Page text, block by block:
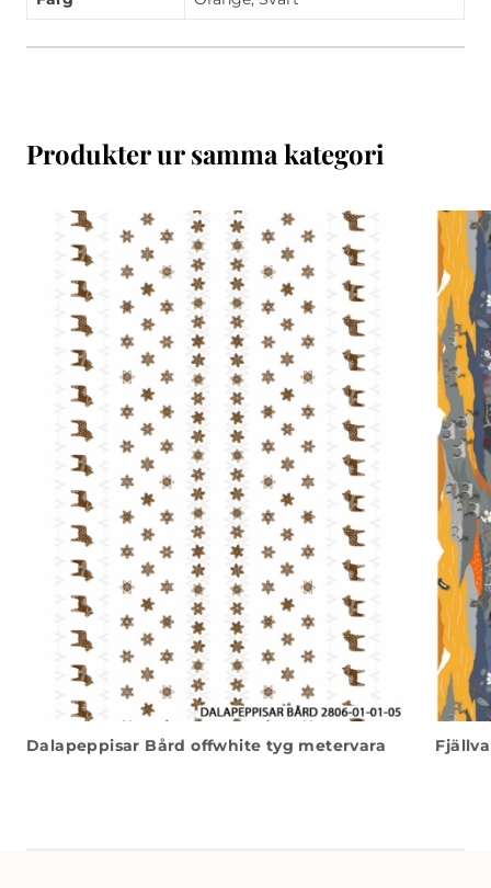
Produkter ur samma kategori
Dalapeppisar Bård offwhite tyg metervara